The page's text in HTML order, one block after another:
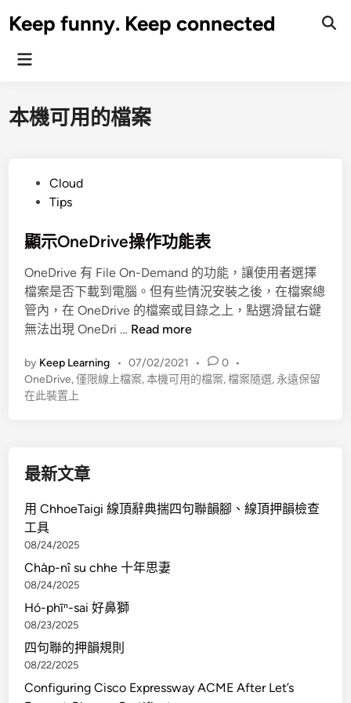
toKeep funny. Keep connected
Main
本機可用的檔案
t
d
i
n
Cloud
Tips
顯示OneDrive操作功能表
OneDrive 有 File On-Demand 的功能，讓使用者選擇
檔案是否下載到電腦。但有些情況安裝之後，在檔案總
管內，在 OneDrive 的檔案或目錄之上，點選滑鼠右鍵
無法出現 OneDri … 顯
O
n
操
能
Read more
by Keep Learning • 07/02/2021 • 0 •
OneDrive,僅限線上檔案,本機可用的檔案,檔案隨選,永遠保留
在此裝置上
最新文章
用 ChhoeTaigi 線頂辭典揣四句聯韻腳、線頂押韻檢查
工具
08/24/2025
Cha̍p-nî su chhe 十年思妻
08/24/2025
Hó-phīⁿ-sai 好鼻獅
08/23/2025
四句聯的押韻規則
08/22/2025
Configuring Cisco Expressway ACME After Let’s